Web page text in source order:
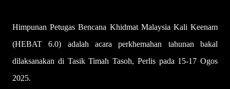
Himpunan Petugas Bencana Khidmat Malaysia Kali Keenam
(HEBAT 6.0) adalah acara perkhemahan tahunan bakal
dilaksanakan di Tasik Timah Tasoh, Perlis pada 15-17 Ogos
2025.